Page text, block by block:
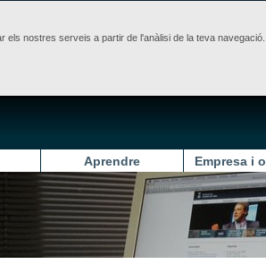
els nostres serveis a partir de l'anàlisi de la teva
Aprendre Empresa i